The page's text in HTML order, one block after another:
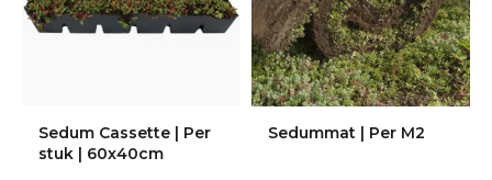
Sedum Cassette | Per
stuk | 60x40cm
Sedummat | Per M2